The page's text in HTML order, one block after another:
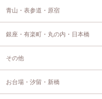
青山・表参道・原宿
銀座・有楽町・丸の内・日本橋
その他
お台場・汐留・新橋